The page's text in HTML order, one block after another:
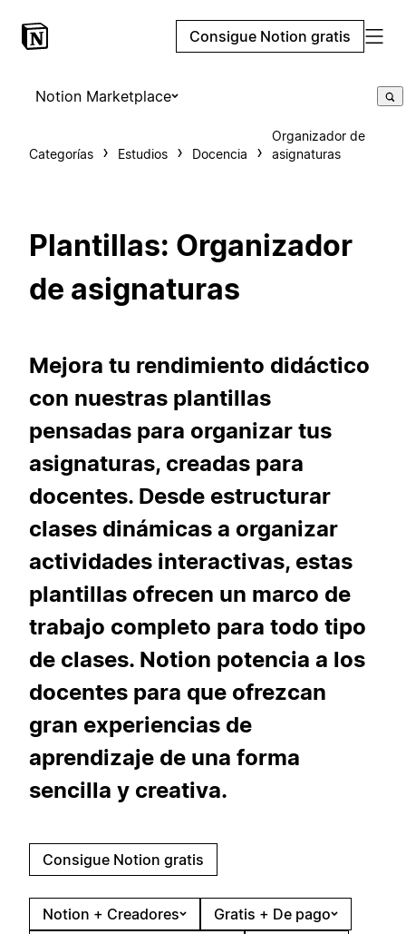
Consigue Notion gratis
Notion Marketplace
Categorías Estudios Docencia
Organizador de
asignaturas
Plantillas: Organizador
de asignaturas
Mejora tu rendimiento didáctico
con nuestras plantillas
pensadas para organizar tus
asignaturas, creadas para
docentes. Desde estructurar
clases dinámicas a organizar
actividades interactivas, estas
plantillas ofrecen un marco de
trabajo completo para todo tipo
de clases. Notion potencia a los
docentes para que ofrezcan
gran experiencias de
aprendizaje de una forma
sencilla y creativa.
Consigue Notion gratis
Notion + Creadores
Gratis + De pago